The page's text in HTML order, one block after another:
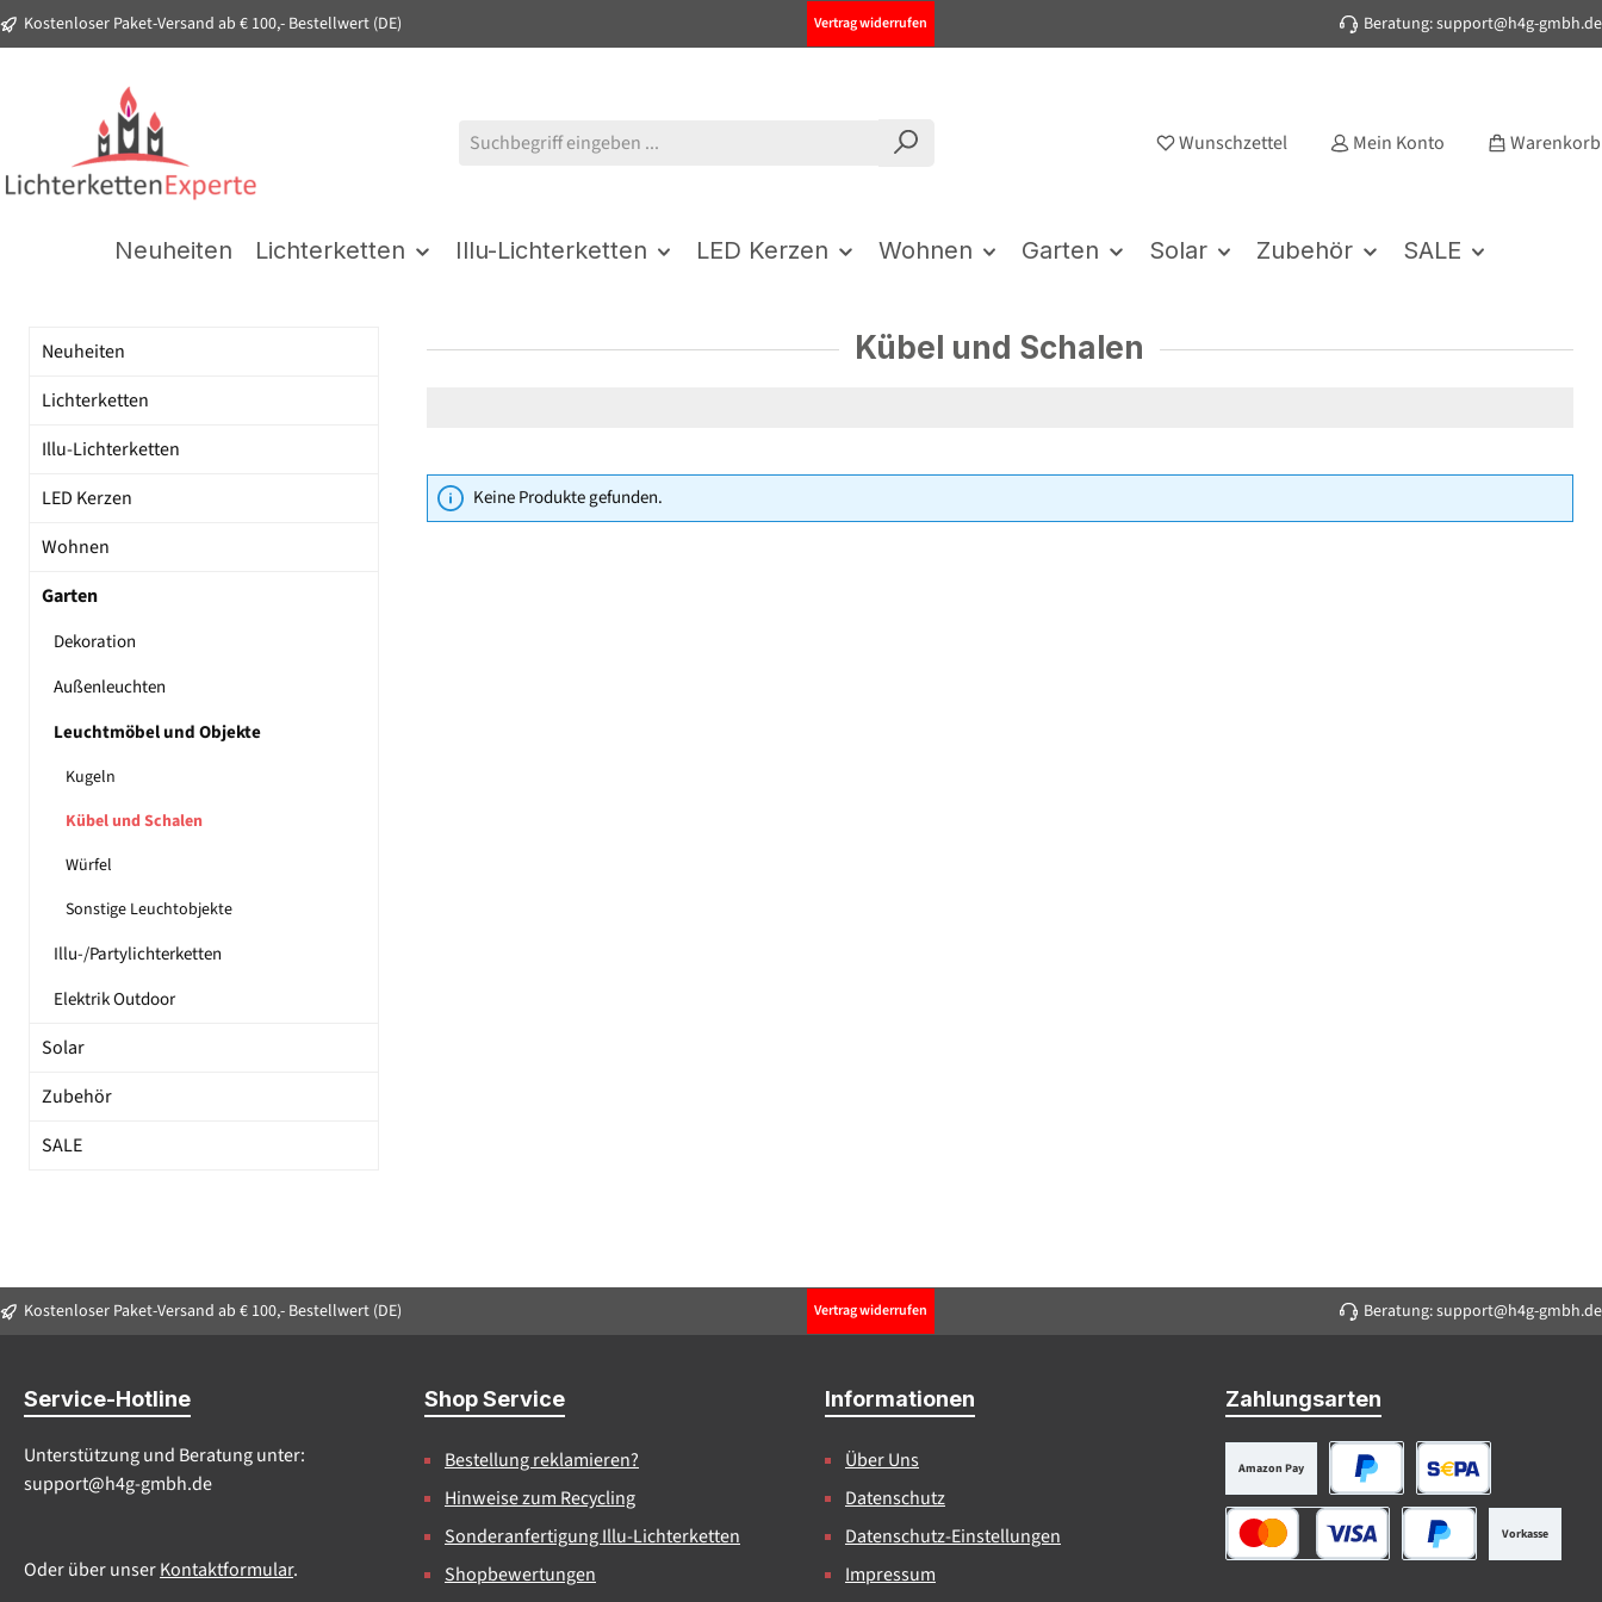
Zur Hauptnavigation springen
Kostenloser Paket-Versand ab € 100,- Bestellwert (DE) Vertrag widerrufen Beratung: support@h4g-gmbh.de
Wunschzettel Mein Konto Warenkorb
Neuheiten Lichterketten Illu-Lichterketten LED Kerzen Wohnen Garten Solar Zubehör SALE
Neuheiten
Lichterketten
Illu-Lichterketten
LED Kerzen
Wohnen
Garten
Dekoration
Außenleuchten
Leuchtmöbel und Objekte
Kugeln
Kübel und Schalen
Würfel
Sonstige Leuchtobjekte
Illu-/Partylichterketten
Elektrik Outdoor
Solar
Zubehör
SALE
Kübel und Schalen
Keine Produkte gefunden.
Kostenloser Paket-Versand ab € 100,- Bestellwert (DE) Vertrag widerrufen Beratung: support@h4g-gmbh.de
Service-Hotline
Unterstützung und Beratung unter:
support@h4g-gmbh.de
Oder über unserKontaktformular.
Shop Service
Bestellung reklamieren?
Hinweise zum Recycling
Sonderanfertigung Illu-Lichterketten
Shopbewertungen
Informationen
Über Uns
Datenschutz
Datenschutz-Einstellungen
Impressum
Zahlungsarten
Vorkasse
Amazon Pay
PayPal SEPA Lastschrift